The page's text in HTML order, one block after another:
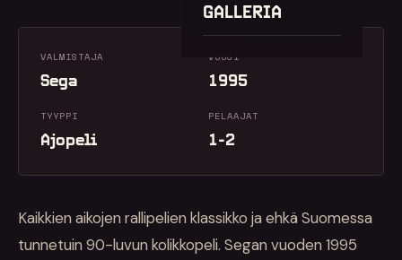
GALLERIA
VALMISTAJA
Sega
VUOSI
1995
TYYPPI
Ajopeli
PELAAJAT
1-2
Kaikkien aikojen rallipelien klassikko ja ehkä Suomessa
tunnetuin 90-luvun kolikkopeli. Segan vuoden 1995